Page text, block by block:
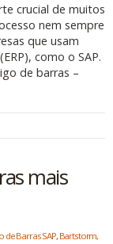
crucial de muitos
nem sempre
que usam
como o SAP.
de barras –
mais
de Barras SAP, Bartstorm,